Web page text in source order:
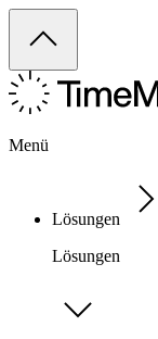
Menü
Lösungen
Lösungen